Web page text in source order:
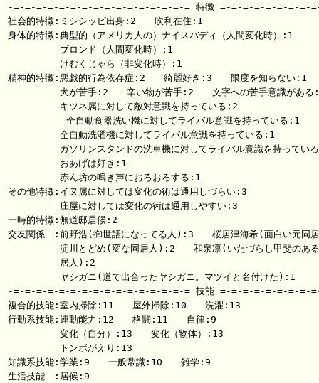
-=-=-=-=-=-=-=-=-=-=-=-=-=-=-=-= 特徴 =-=-=-=-=-=-=-=-
社会的特徴:ミシシッピ出身:2　　吹利在住:1
身体的特徴:典型的（アメリカ人の）ナイスバディ（人間変化時）:1
ブロンド（人間変化時）:1
けむくじゃら（非変化時）:1
精神的特徴:悪戯的行為依存症:2　　綺麗好き:3　　限度を知らない:1
犬が苦手:2　　辛い物が苦手:2　　文字への苦手意識がある
キツネ属に対して敵対意識を持っている:2
       　　全自動食器洗い機に対してライバル意識を持っている:1
全自動洗濯機に対してライバル意識を持っている:1
ガソリンスタンドの洗車機に対してライバル意識を持ってい
おあげは好き:1
赤ん坊の鳴き声におろおろする:1
その他特徴:イヌ属に対しては変化の術は通用しづらい:3
庄屋に対しては変化の術は通用しやすい:3
一時的特徴:無道邸居候:2
交友関係　:前野浩(御世話になってる人):3　　桜居津海希(面白い元同
淀川とどめ(変な同居人):2　　和泉凛(いたづらし甲斐のある
居人):2
ヤシガニ(道で出合ったヤシガニ。マツイと名付けた):1
-=-=-=-=-=-=-=-=-=-=-=-=-=-=-=-= 技能 =-=-=-=-=-=-=-=-
複合的技能:室内掃除:11　　屋外掃除:10　　洗濯:13
行動系技能:運動能力:12　　格闘:11　　自律:9
変化（自分）:13　　変化（物体）:13
トンボがえり:13
知識系技能:学業:9　　一般常識:10　　雑学:9
生活技能　:居候:9